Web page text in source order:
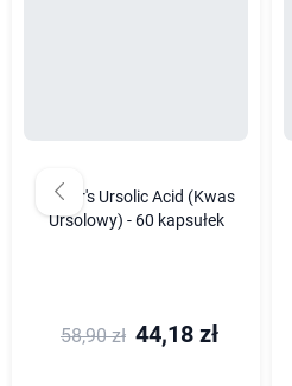
Vitaler's Ursolic Acid (Kwas
Ursolowy) - 60 kapsułek
58,90 zł 44,18 zł